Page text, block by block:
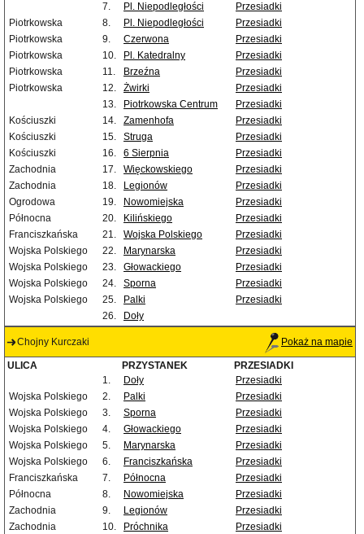
7.
Pl. Niepodległości
Przesiadki
Piotrkowska
8. Pl. Niepodległości
Przesiadki
Piotrkowska
9. Czerwona
Przesiadki
Piotrkowska
10. Pl. Katedralny
Przesiadki
Piotrkowska
11. Brzeźna
Przesiadki
Piotrkowska
12. Żwirki
Przesiadki
13.
Piotrkowska Centrum
Przesiadki
Kościuszki
14. Zamenhofa
Przesiadki
Kościuszki
15. Struga
Przesiadki
Kościuszki
16. 6 Sierpnia
Przesiadki
Zachodnia
17. Więckowskiego
Przesiadki
Zachodnia
18. Legionów
Przesiadki
Ogrodowa
19. Nowomiejska
Przesiadki
Północna
20. Kilińskiego
Przesiadki
Franciszkańska
21. Wojska Polskiego
Przesiadki
Wojska Polskiego
22. Marynarska
Przesiadki
Wojska Polskiego
23. Głowackiego
Przesiadki
Wojska Polskiego
24. Sporna
Przesiadki
Wojska Polskiego
25. Palki
Przesiadki
26.
Doły
Chojny Kurczaki Pokaż na mapie
ULICA PRZYSTANEK
PRZESIADKI
1.
Doły
Przesiadki
Wojska Polskiego
2. Palki
Przesiadki
Wojska Polskiego
3. Sporna
Przesiadki
Wojska Polskiego
4. Głowackiego
Przesiadki
Wojska Polskiego
5. Marynarska
Przesiadki
Wojska Polskiego
6. Franciszkańska
Przesiadki
Franciszkańska
7. Północna
Przesiadki
Północna
8. Nowomiejska
Przesiadki
Zachodnia
9. Legionów
Przesiadki
Zachodnia
10. Próchnika
Przesiadki